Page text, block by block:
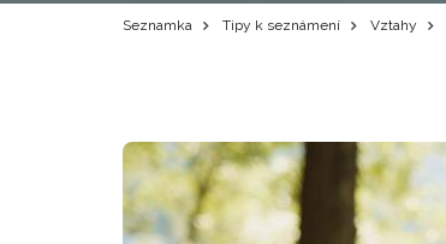
Seznamka Tipy k seznámení Vztahy